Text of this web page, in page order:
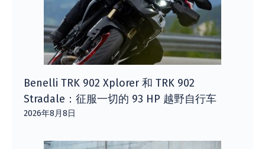
Benelli TRK 902 Xplorer 和 TRK 902
Stradale：征服一切的 93 HP 越野自行车
2026年8月8日